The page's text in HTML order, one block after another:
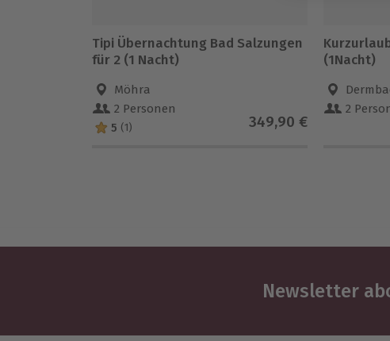
Tipi Übernachtung Bad Salzungen
für 2 (1 Nacht)
Möhra
2 Personen
5 (1) 349,90 €
(1Nacht)
2
Newsletter